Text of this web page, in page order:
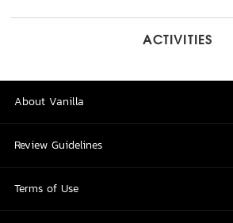
ACTIVITIES
About Vanilla
Review Guidelines
Terms of Use